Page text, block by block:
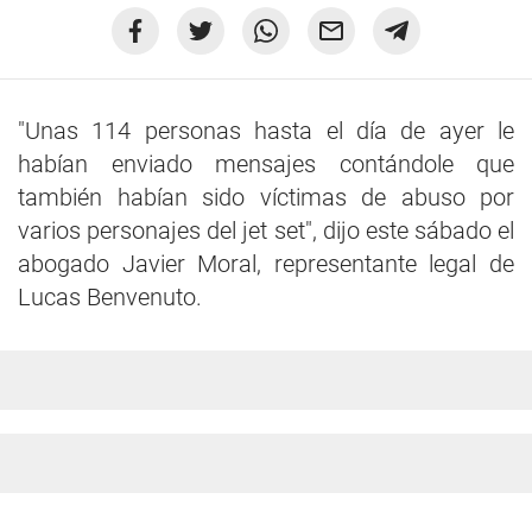
"Unas 114 personas hasta el día de ayer le
habían enviado mensajes contándole que
también habían sido víctimas de abuso por
varios personajes del jet set", dijo este sábado el
abogado Javier Moral, representante legal de
Lucas Benvenuto.